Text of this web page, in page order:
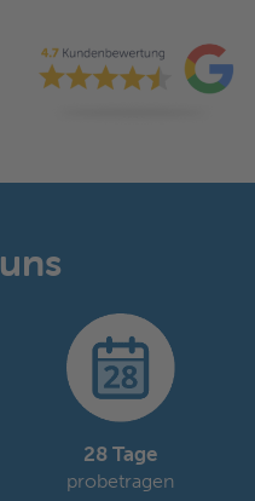
28 Tage
probetragen